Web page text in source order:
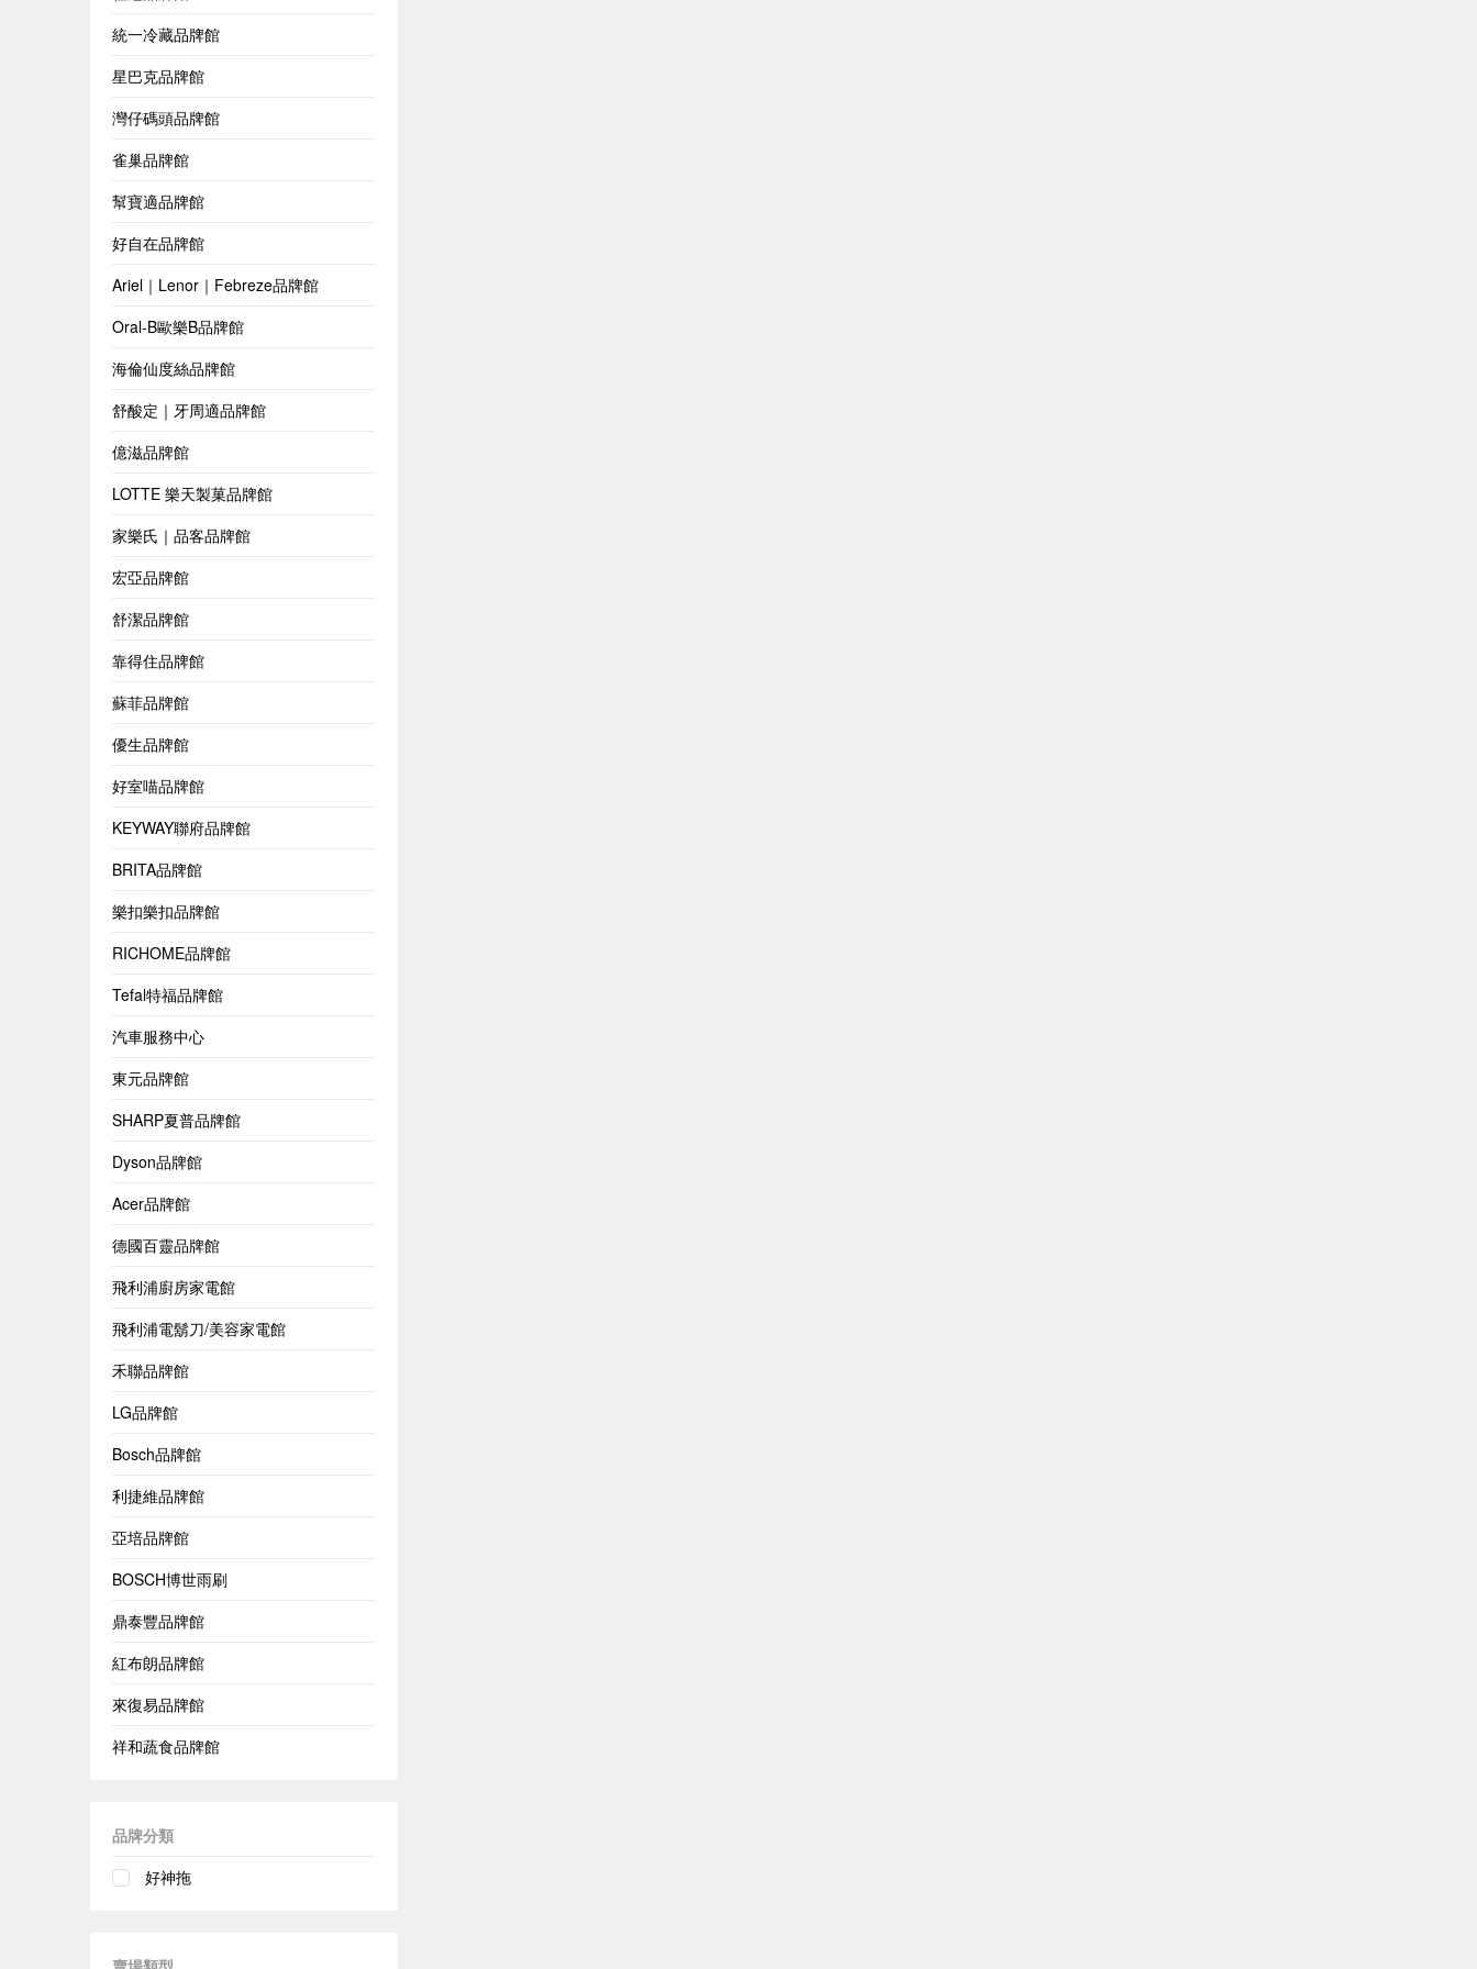
統一冷藏品牌館
星巴克品牌館
灣仔碼頭品牌館
雀巢品牌館
幫寶適品牌館
好自在品牌館
Ariel｜Lenor｜Febreze品牌館
Oral-B歐樂B品牌館
海倫仙度絲品牌館
舒酸定｜牙周適品牌館
億滋品牌館
LOTTE 樂天製菓品牌館
家樂氏｜品客品牌館
宏亞品牌館
舒潔品牌館
靠得住品牌館
蘇菲品牌館
優生品牌館
好室喵品牌館
KEYWAY聯府品牌館
BRITA品牌館
樂扣樂扣品牌館
RICHOME品牌館
Tefal特福品牌館
汽車服務中心
東元品牌館
SHARP夏普品牌館
Dyson品牌館
Acer品牌館
德國百靈品牌館
飛利浦廚房家電館
飛利浦電鬍刀/美容家電館
禾聯品牌館
LG品牌館
Bosch品牌館
利捷維品牌館
亞培品牌館
BOSCH博世雨刷
鼎泰豐品牌館
紅布朗品牌館
來復易品牌館
祥和蔬食品牌館
品牌分類
好神拖